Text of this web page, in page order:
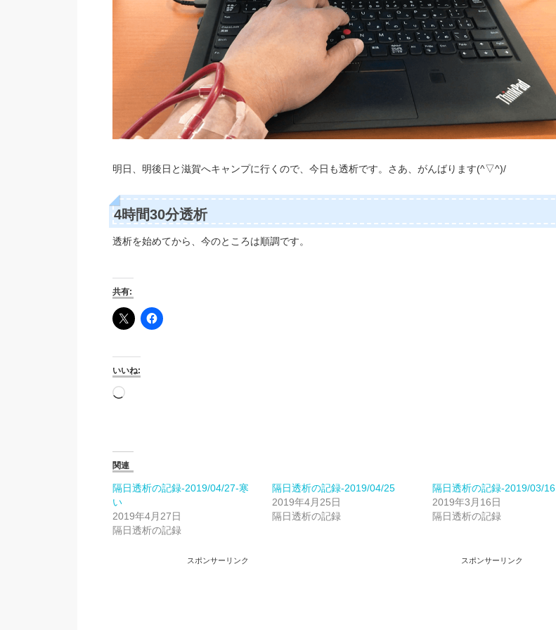
明日、明後日と滋賀へキャンプに行くので、今日も透析です。さあ、がんばります(^▽^)/
4時間30分透析
透析を始めてから、今のところは順調です。
共有:
いいね:
読
関連
隔日透析の記録-2019/04/27-寒
い
2019年4月27日
隔日透析の記録
隔日透析の記録-2019/04/25
2019年4月25日
隔日透析の記録
隔日透析の記録-2019/03/16
2019年3月16日
隔日透析の記録
スポンサーリンク スポンサーリンク